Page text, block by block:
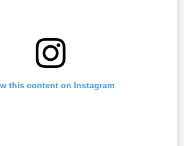
this content on Instagram